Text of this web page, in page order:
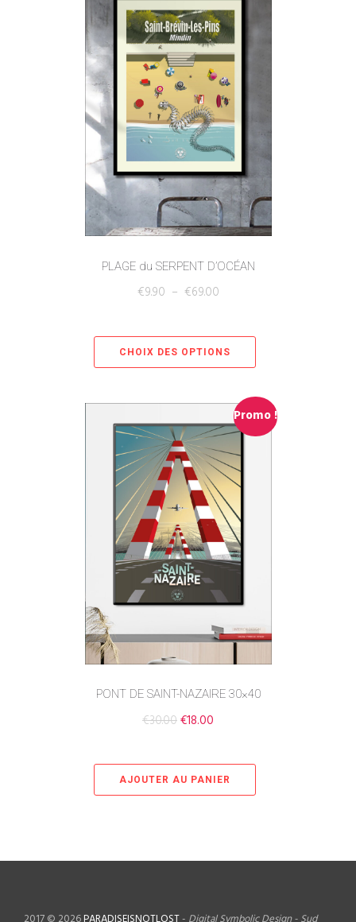
PLAGE du SERPENT D’OCÉAN
€9.90 – €69.00
CHOIX DES OPTIONS
Promo !
PONT DE SAINT-NAZAIRE 30×40
€30.00€18.00
AJOUTER AU PANIER